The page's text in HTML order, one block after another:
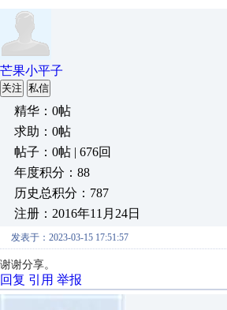
芒果小平子
关注 私信
精华：0帖
求助：0帖
帖子：0帖 | 676回
年度积分：88
历史总积分：787
注册：2016年11月24日
发表于：2023-03-15 17:51:57
谢谢分享。
回复 引用 举报